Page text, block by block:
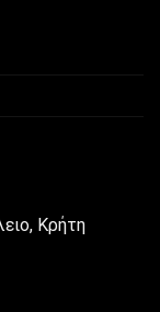
Κρήτη